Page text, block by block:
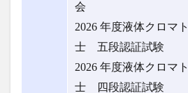
会
2026 年度液体クロマ
士 五段認証試験
2026 年度液体クロマ
士 四段認証試験